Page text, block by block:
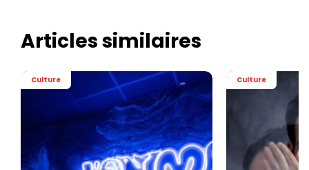
Articles similaires
Culture Culture